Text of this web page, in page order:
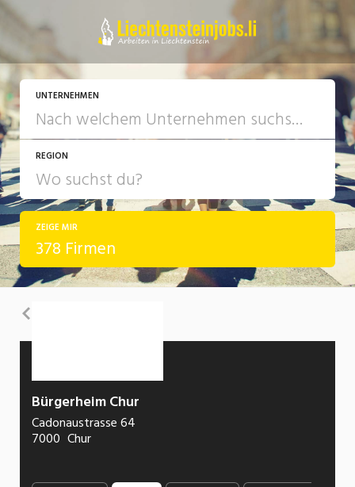
UNTERNEHMEN
REGION
ZEIGE MIR
378 Firmen
Bürgerheim Chur
Cadonaustrasse 64
7000 Chur